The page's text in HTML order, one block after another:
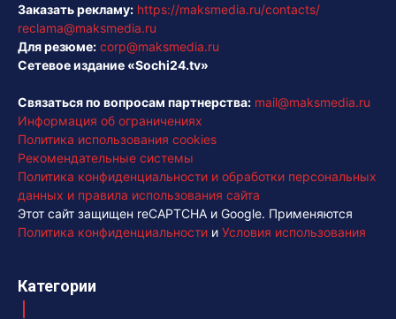
Заказать рекламу: https://maksmedia.ru/contacts/
reclama@maksmedia.ru
Для резюме: corp@maksmedia.ru
Сетевое издание «Sochi24.tv»
Связаться по вопросам партнерства: mail@maksmedia.ru
Информация об ограничениях
Политика использования cookies
Рекомендательные системы
Политика конфиденциальности и обработки персональных
данных и правила использования сайта
Этот сайт защищен reCAPTCHA и Google. Применяются
Политика конфиденциальности и Условия использования
Категории